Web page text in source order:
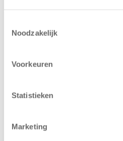
Noodzakelijk
Voorkeuren
Statistieken
Marketing
Eelde, 6 augustus
van BSO De
Eelde trainden
Mini 4 Mijl. Zij